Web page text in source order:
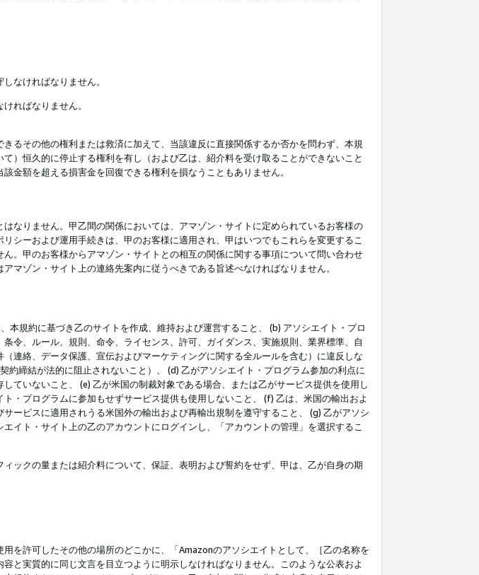
なければなりません。
ればなりません。
るその他の権利または救済に加えて、当該違反に直接関係するか否かを問わず、本規
）恒久的に停止する権利を有し（および乙は、紹介料を受け取ることができないこと
金額を超える損害金を回復できる権利を損なうこともありません。
なりません。甲乙間の関係においては、アマゾン・サイトに定められているお客様の
シーおよび運用手続きは、甲のお客様に適用され、甲はいつでもこれらを変更するこ
。甲のお客様からアマゾン・サイトとの相互の関係に関する事項について問い合わせ
マゾン・サイト上の連絡先案内に従うべきである旨述べなければなりません。
規約に基づき乙のサイトを作成、維持および運営すること、 (b) アソシエイト・プロ
令、ルール、規則、命令、ライセンス、許可、ガイダンス、実施規則、業界標準、自
連絡、データ保護、宣伝およびマーケティングに関する全ルールを含む）に違反しな
締結が法的に阻止されないこと）、 (d) 乙がアソシエイト・プログラム参加の利点に
ていないこと、 (e) 乙が米国の制裁対象である場合、または乙がサービス提供を使用し
・プログラムに参加もせずサービス提供も使用しないこと、 (f) 乙は、米国の輸出およ
ービスに適用されうる米国外の輸出および再輸出規制を遵守すること、 (g) 乙がアソシ
イト・サイト上の乙のアカウントにログインし、「アカウントの管理」を選択するこ
ックの量または紹介料について、保証、表明および誓約をせず、甲は、乙が自身の期
を許可したその他の場所のどこかに、「Amazonのアソシエイトとして、［乙の名称を
と実質的に同じ文言を目立つように明示しなければなりません。このような公表およ